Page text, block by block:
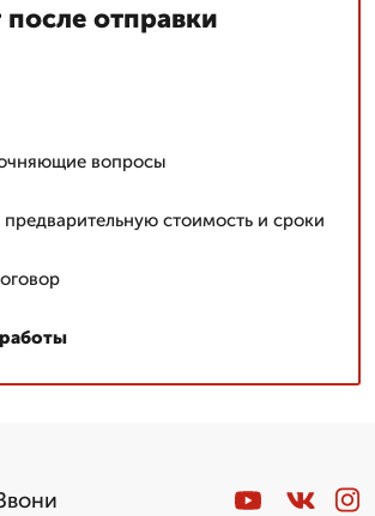
после отправки
вопросы
предварительную стоимость и сроки